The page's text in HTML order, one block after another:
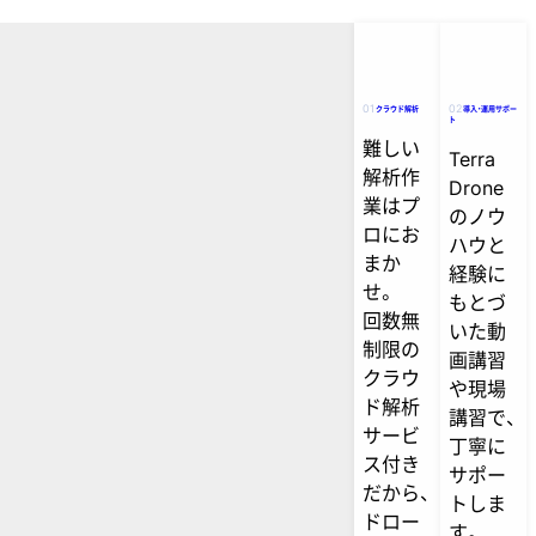
01 クラウド解析
難しい
解析作
業はプ
ロにお
まか
せ。
回数無
制限の
クラウ
ド解析
サービ
ス付き
だから、
ドロー
02導入・運用サポー
ト
Terra
Drone
のノウ
ハウと
経験に
もとづ
いた動
画講習
や現場
講習で、
丁寧に
サポー
トしま